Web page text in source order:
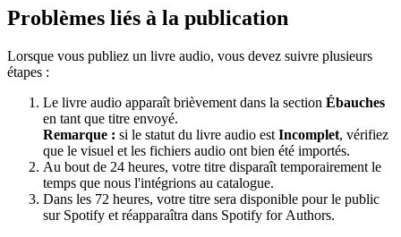
Problèmes liés à la publication
Lorsque vous publiez un livre audio, vous devez suivre plusieurs
étapes :
Le livre audio apparaît brièvement dans la section Ébauches
en tant que titre envoyé.
Remarque : si le statut du livre audio est Incomplet, vérifiez
que le visuel et les fichiers audio ont bien été importés.
Au bout de 24 heures, votre titre disparaît temporairement le
temps que nous l'intégrions au catalogue.
Dans les 72 heures, votre titre sera disponible pour le public
sur Spotify et réapparaîtra dans Spotify for Authors.